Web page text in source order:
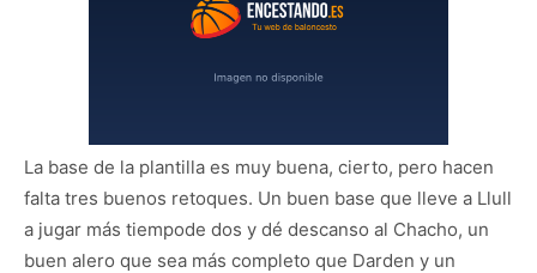
La base de la plantilla es muy buena, cierto, pero hacen
falta tres buenos retoques. Un buen base que lleve a Llull
a jugar más tiempode dos y dé descanso al Chacho, un
buen alero que sea más completo que Darden y un